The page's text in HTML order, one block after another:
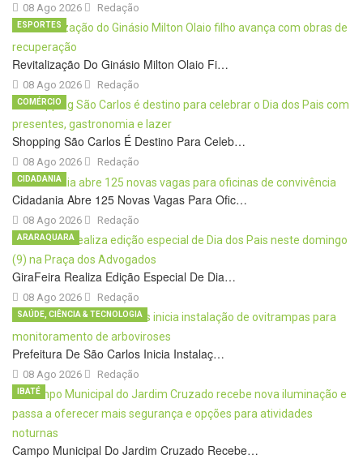
08 Ago 2026 Redação
Revitalização Do Ginásio Milton Olaio Fi…
08 Ago 2026
ESPORTES
Redação
Shopping São Carlos É Destino Para Celeb…
08 Ago 2026
COMÉRCIO
Redação
Cidadania Abre 125 Novas Vagas Para Ofic…
08 Ago 2026
CIDADANIA
Redação
GiraFeira Realiza Edição Especial De Dia…
08 Ago 2026
ARARAQUARA
Redação
Prefeitura De São Carlos Inicia Instalaç…
08 Ago 2026
SAÚDE, CIÊNCIA & TECNOLOGIA
Redação
Campo Municipal Do Jardim Cruzado Recebe…
IBATÉ